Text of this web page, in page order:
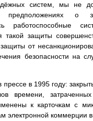
систем, мы не
предположениях о
работоспособные
защиты
от
безопасности на
в 1995 году:
времени,
к карточкам с
электронной коммерции